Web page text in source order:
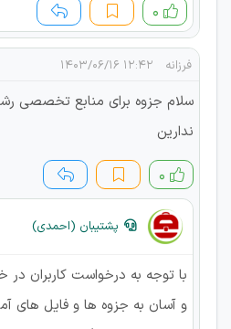
۰
فرزانه ۱۲:۴۲ ۱۴۰۳/۰۶/۱۶
سلام جزوه برای منابع تخصصی
ندارین
۰
پشتیبان (احمدی)
با توجه به درخواست کاربران
و آسان به جزوه ها و فایل های